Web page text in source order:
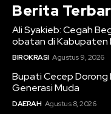
Berita
Ali Syakieb: Cegah
obatan di Kabupaten
BIROKRASI Agustus 9, 2026
Bupati Cecep Dorong
Generasi Muda
DAERAH Agustus 8, 2026